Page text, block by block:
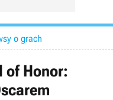
o grach
of Honor: